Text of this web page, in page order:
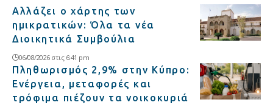
Αλλάζει ο χάρτης των
ημικρατικών: Όλα τα νέα
Διοικητικά Συμβούλια
06/08/2026 στις 6:41 pm
Πληθωρισμός 2,9% στην Κύπρο:
Ενέργεια, μεταφορές και
τρόφιμα πιέζουν τα νοικοκυριά